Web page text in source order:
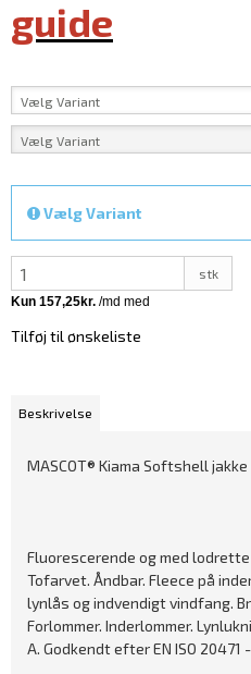
guide
Vælg Variant
Vælg Variant
Vælg Variant
stk
Tilføj til ønskeliste
Beskrivelse
MASCOT® Kiama Softshell jakke
Fluorescerende og med
Tofarvet. Åndbar. Fleece på
lynlås og indvendigt vindfang.
Forlommer. Inderlommer.
A. Godkendt efter EN ISO 20471